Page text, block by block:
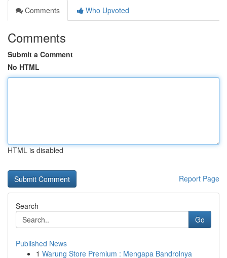
Comments
Who Upvoted
Comments
Submit a Comment
No HTML
HTML is disabled
Report Page
Search
Go
Published News
1 Warung Store Premium : Mengapa Bandrolnya